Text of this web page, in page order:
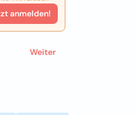
anmelden!
Weiter